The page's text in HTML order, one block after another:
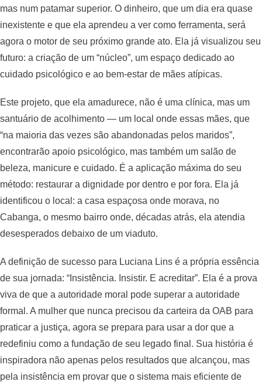
mas num patamar superior. O dinheiro, que um dia era quase
inexistente e que ela aprendeu a ver como ferramenta, será
agora o motor de seu próximo grande ato. Ela já visualizou seu
futuro: a criação de um “núcleo”, um espaço dedicado ao
cuidado psicológico e ao bem-estar de mães atípicas.
Este projeto, que ela amadurece, não é uma clínica, mas um
santuário de acolhimento — um local onde essas mães, que
“na maioria das vezes são abandonadas pelos maridos”,
encontrarão apoio psicológico, mas também um salão de
beleza, manicure e cuidado. É a aplicação máxima do seu
método: restaurar a dignidade por dentro e por fora. Ela já
identificou o local: a casa espaçosa onde morava, no
Cabanga, o mesmo bairro onde, décadas atrás, ela atendia
desesperados debaixo de um viaduto.
A definição de sucesso para Luciana Lins é a própria essência
de sua jornada: “Insistência. Insistir. E acreditar”. Ela é a prova
viva de que a autoridade moral pode superar a autoridade
formal. A mulher que nunca precisou da carteira da OAB para
praticar a justiça, agora se prepara para usar a dor que a
redefiniu como a fundação de seu legado final. Sua história é
inspiradora não apenas pelos resultados que alcançou, mas
pela insistência em provar que o sistema mais eficiente de